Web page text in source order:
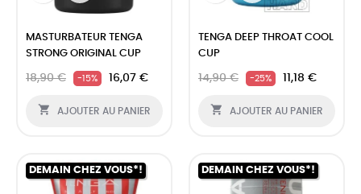
MASTURBATEUR TENGA
STRONG ORIGINAL CUP
18,90 € -15% 16,07 €
 AJOUTER AU PANIER
TENGA DEEP THROAT COOL
CUP
14,90 € -25% 11,18 €
 AJOUTER AU PANIER
DEMAIN CHEZ VOUS*! DEMAIN CHEZ VOUS*!